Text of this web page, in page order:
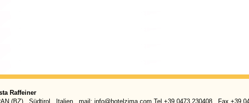
Raffeiner
(BZ) . Südtirol . Italien . mail: info@hotelzima.com Tel +39 0473 230408 . Fax +39